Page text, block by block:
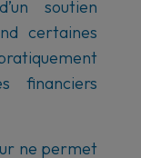
soutien
certaines
financiers
ne permet